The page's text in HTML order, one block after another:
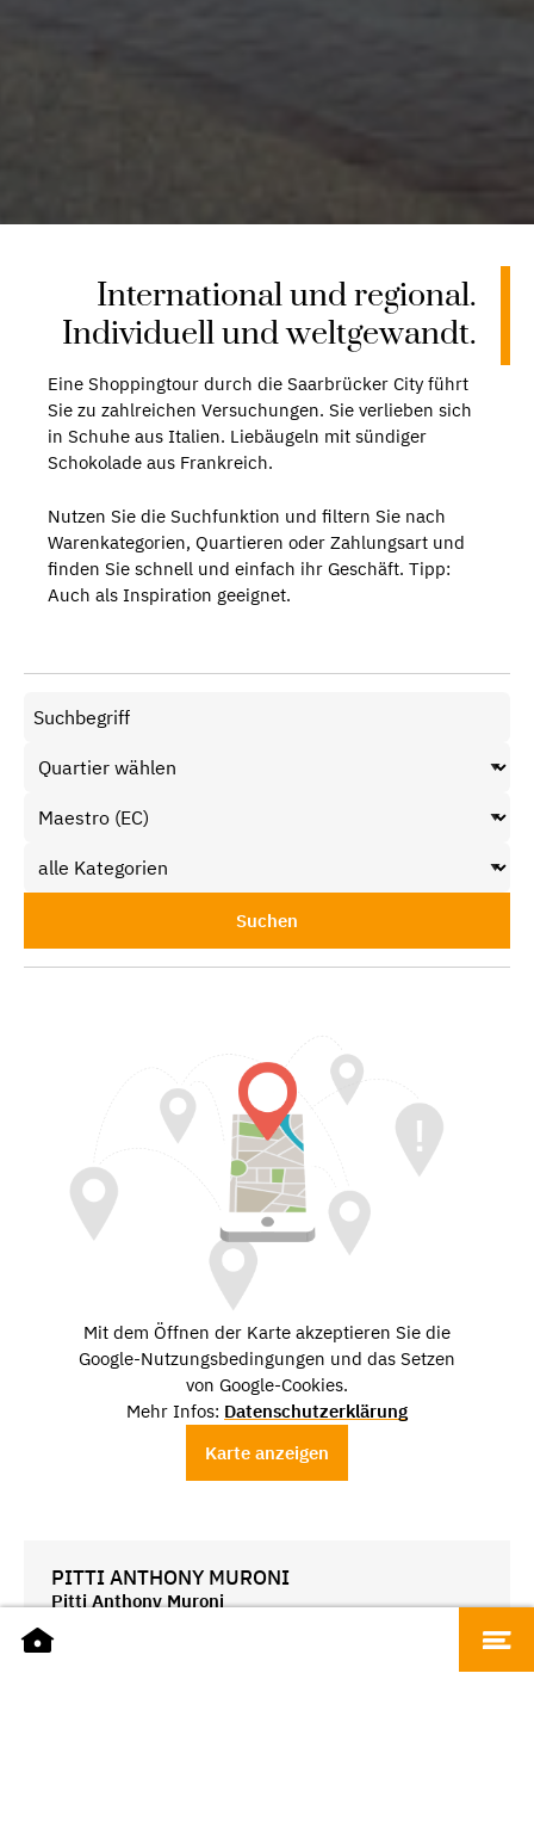
International und regional.
Individuell und weltgewandt.
Eine Shoppingtour durch die Saarbrücker City führt
Sie zu zahlreichen Versuchungen. Sie verlieben sich
in Schuhe aus Italien. Liebäugeln mit sündiger
Schokolade aus Frankreich.
Nutzen Sie die Suchfunktion und filtern Sie nach
Warenkategorien, Quartieren oder Zahlungsart und
finden Sie schnell und einfach ihr Geschäft. Tipp:
Auch als Inspiration geeignet.
Suchen
Mit dem Öffnen der Karte akzeptieren Sie die
Google-Nutzungsbedingungen und das Setzen
von Google-Cookies.
Mehr Infos: Datenschutzerklärung
Karte anzeigen
PITTI ANTHONY MURONI
Pitti Anthony Muroni